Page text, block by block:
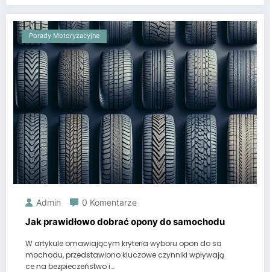
Porady Motoryzacyjne
Admin 0 Komentarze
Jak prawidłowo dobrać opony do samochodu
W artykule omawiającym kryteria wyboru opon do sa
mochodu, przedstawiono kluczowe czynniki wpływają
ce na bezpieczeństwo i…